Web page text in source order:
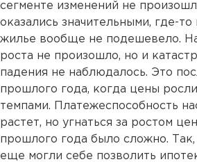
сегменте изменений не
оказались значительными, где-то
жилье вообще не подешевело.
роста не произошло, но и
падения не наблюдалось. Это
прошлого года, когда цены
темпами. Платежеспособность
растет, но угнаться за ростом
прошлого года было сложно.
еще могли себе позволить